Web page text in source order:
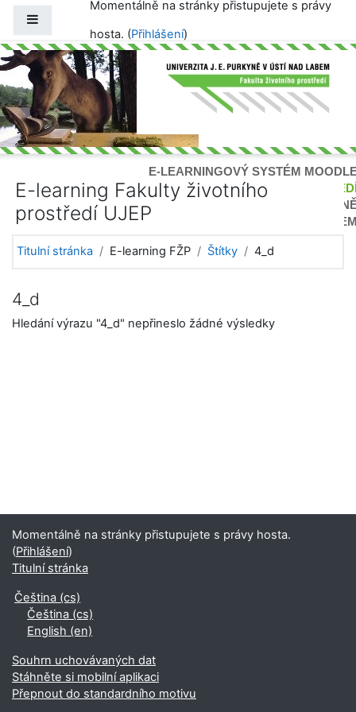
Přejít k hlavnímu obsahu
E-LEARNINGOVÝ SYSTÉM
FAKULTA ŽIVOTNÍHO
UNIVERZITY J.
V ÚSTÍ NAD
Momentálně na stránky přistupujete s právy
hosta. (Přihlášení)
E-learning Fakulty životního
prostředí UJEP
Titulní stránka E-learning FŽP Štítky 4_d
4_d
Hledání výrazu "4_d" nepřineslo žádné výsledky
Momentálně na stránky přistupujete s právy hosta.
(Přihlášení)
Titulní stránka
Čeština ‎(cs)‎
Čeština ‎(cs)‎
English ‎(en)‎
Souhrn uchovávaných dat
Stáhněte si mobilní aplikaci
Přepnout do standardního motivu